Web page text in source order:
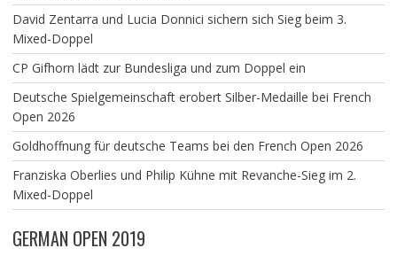
David Zentarra und Lucia Donnici sichern sich Sieg beim 3.
Mixed-Doppel
CP Gifhorn lädt zur Bundesliga und zum Doppel ein
Deutsche Spielgemeinschaft erobert Silber-Medaille bei French
Open 2026
Goldhoffnung für deutsche Teams bei den French Open 2026
Franziska Oberlies und Philip Kühne mit Revanche-Sieg im 2.
Mixed-Doppel
GERMAN OPEN 2019